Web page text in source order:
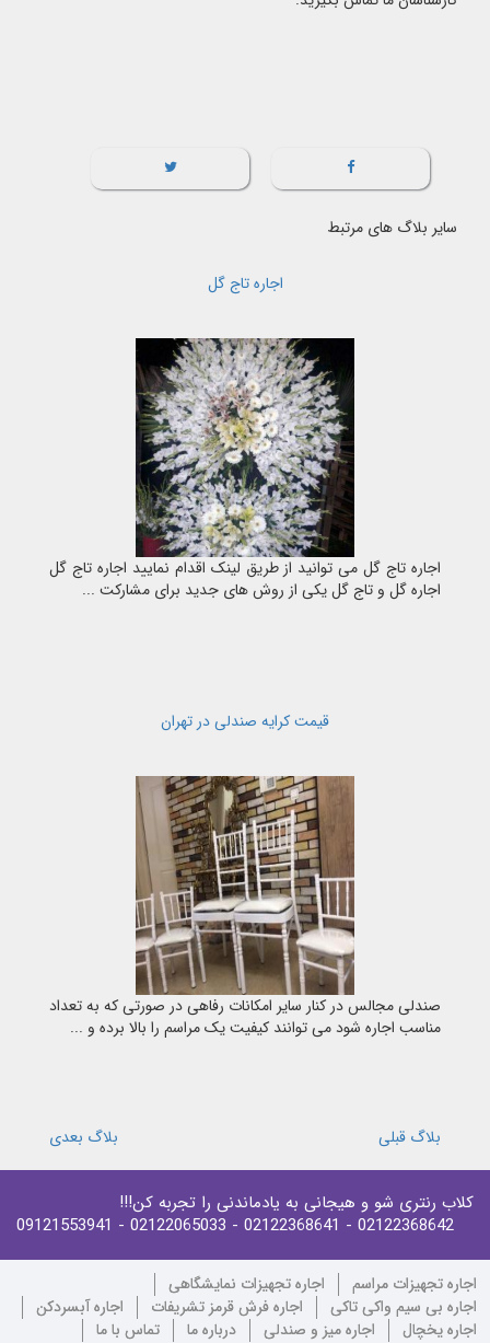
سایر بلاگ های مرتبط
اجاره تاج گل
اجاره تاج گل می توانید از طریق لینک اقدام نمایید اجاره تاج گل
اجاره گل و تاج گل یکی از روش های جدید برای مشارکت ...
قیمت کرایه صندلی در تهران
صندلی مجالس در کنار سایر امکانات رفاهی در صورتی که به تعداد
مناسب اجاره شود می توانند کیفیت یک مراسم را بالا برده و ...
بلاگ بعدی بلاگ قبلی
کلاب رنتری شو و هیجانی به یادماندنی را تجربه کن!!!
02122368642
- 02122368641
- 02122065033
- 09121553941
اجاره تجهیزات مراسم
اجاره تجهیزات نمایشگاهی
اجاره بی سیم واکی تاکی
اجاره فرش قرمز تشریفات
اجاره آبسردکن
اجاره یخچال
اجاره میز و صندلی درباره ما تماس با ما